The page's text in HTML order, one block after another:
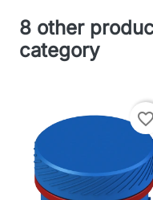
8 other
category
favorite_border